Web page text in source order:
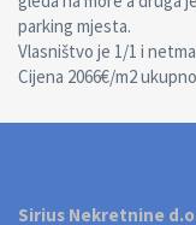
parking mjesta.
Vlasništvo je 1/1 i
Cijena 2066€/m2
Sirius Nekretnine